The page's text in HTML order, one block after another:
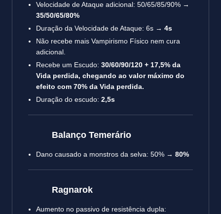
Velocidade de Ataque adicional: 50/65/85/90% →
35/50/65/80%
Duração da Velocidade de Ataque: 6s → 4s
Não recebe mais Vampirismo Físico nem cura
adicional.
Recebe um Escudo: 30/60/90/120 + 17,5% da
Vida perdida, chegando ao valor máximo do
efeito com 70% da Vida perdida.
Duração do escudo: 2,5s
Balanço Temerário
Dano causado a monstros da selva: 50% → 80%
Ragnarok
Aumento no passivo de resistência dupla: